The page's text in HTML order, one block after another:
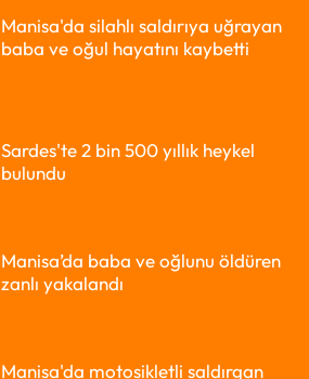
Manisa'da silahlı saldırıya uğrayan
baba ve oğul hayatını kaybetti
Sardes'te 2 bin 500 yıllık heykel
bulundu
Manisa’da baba ve oğlunu öldüren
zanlı yakalandı
Manisa'da motosikletli saldırgan